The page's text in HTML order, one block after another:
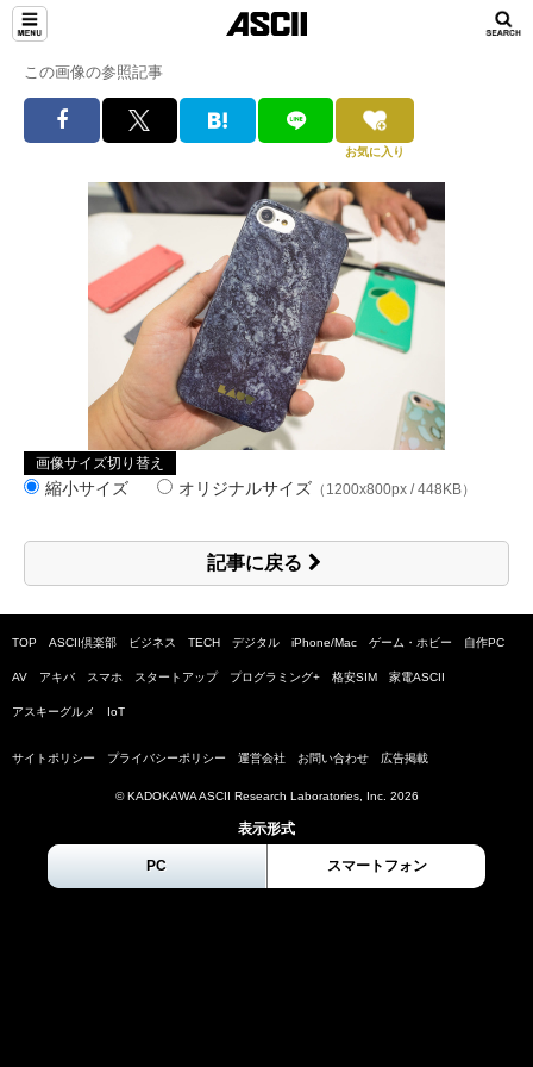
この画像の参照記事
お気に入り
画像サイズ切り替え
縮小サイズ オリジナルサイズ （1200x800px / 448KB）
記事に戻る
TOP ASCII倶楽部 ビジネス TECH デジタル iPhone/Mac ゲーム・ホビー 自作PC
AV アキバ スマホ スタートアップ プログラミング+ 格安SIM 家電ASCII
アスキーグルメ IoT
サイトポリシー プライバシーポリシー 運営会社 お問い合わせ 広告掲載
© KADOKAWA ASCII Research Laboratories, Inc. 2026
表示形式
PC スマートフォン